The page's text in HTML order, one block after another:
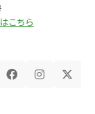
こちら